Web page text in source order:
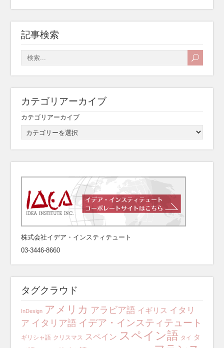
記事検索
カテゴリアーカイブ
カテゴリアーカイブ
株式会社イデア・インスティテュート
03-3446-8660
タグクラウド
InDesign アメリカ アラビア語 イギリス イタリ
ア イタリア語 イデア・インスティテュート
ギリシャ語 クリスマス スペイン スペイン語 タイ
タ